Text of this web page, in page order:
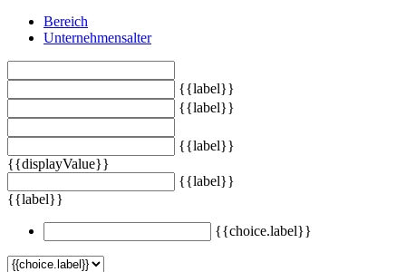
Bereich
Unternehmensalter
{{label}}
{{label}}
{{label}}
{{displayValue}}
{{label}}
{{label}}
{{choice.label}}